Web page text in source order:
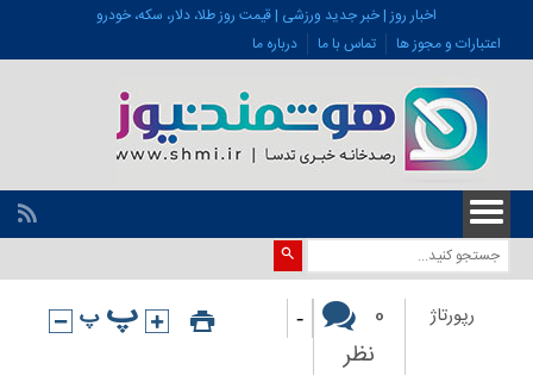
اخبار روز | خبر جدید ورزشی | قیمت روز طلا، دلار، سکه، خودرو
اعتبارات و مجوز ها
تماس با ما درباره ما
رپورتاژ
0
نظر
-